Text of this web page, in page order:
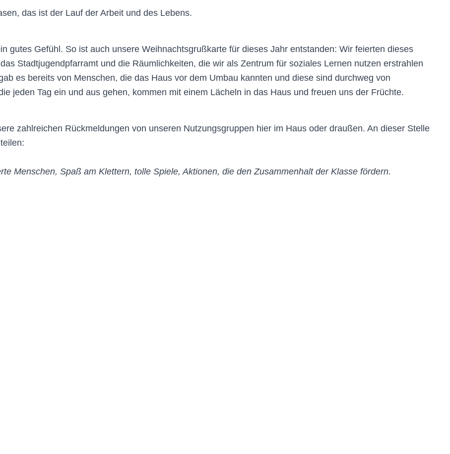
das ist der Lauf der Arbeit und des Lebens.
gutes Gefühl. So ist auch unsere Weihnachtsgrußkarte für dieses Jahr entstanden: Wir feierten dieses
Stadtjugendpfarramt und die Räumlichkeiten, die wir als Zentrum für soziales Lernen nutzen erstrahlen
es bereits von Menschen, die das Haus vor dem Umbau kannten und diese sind durchweg von
jeden Tag ein und aus gehen, kommen mit einem Lächeln in das Haus und freuen uns der Früchte.
zahlreichen Rückmeldungen von unseren Nutzungsgruppen hier im Haus oder draußen. An dieser Stelle
Menschen, Spaß am Klettern, tolle Spiele, Aktionen, die den Zusammenhalt der Klasse fördern.